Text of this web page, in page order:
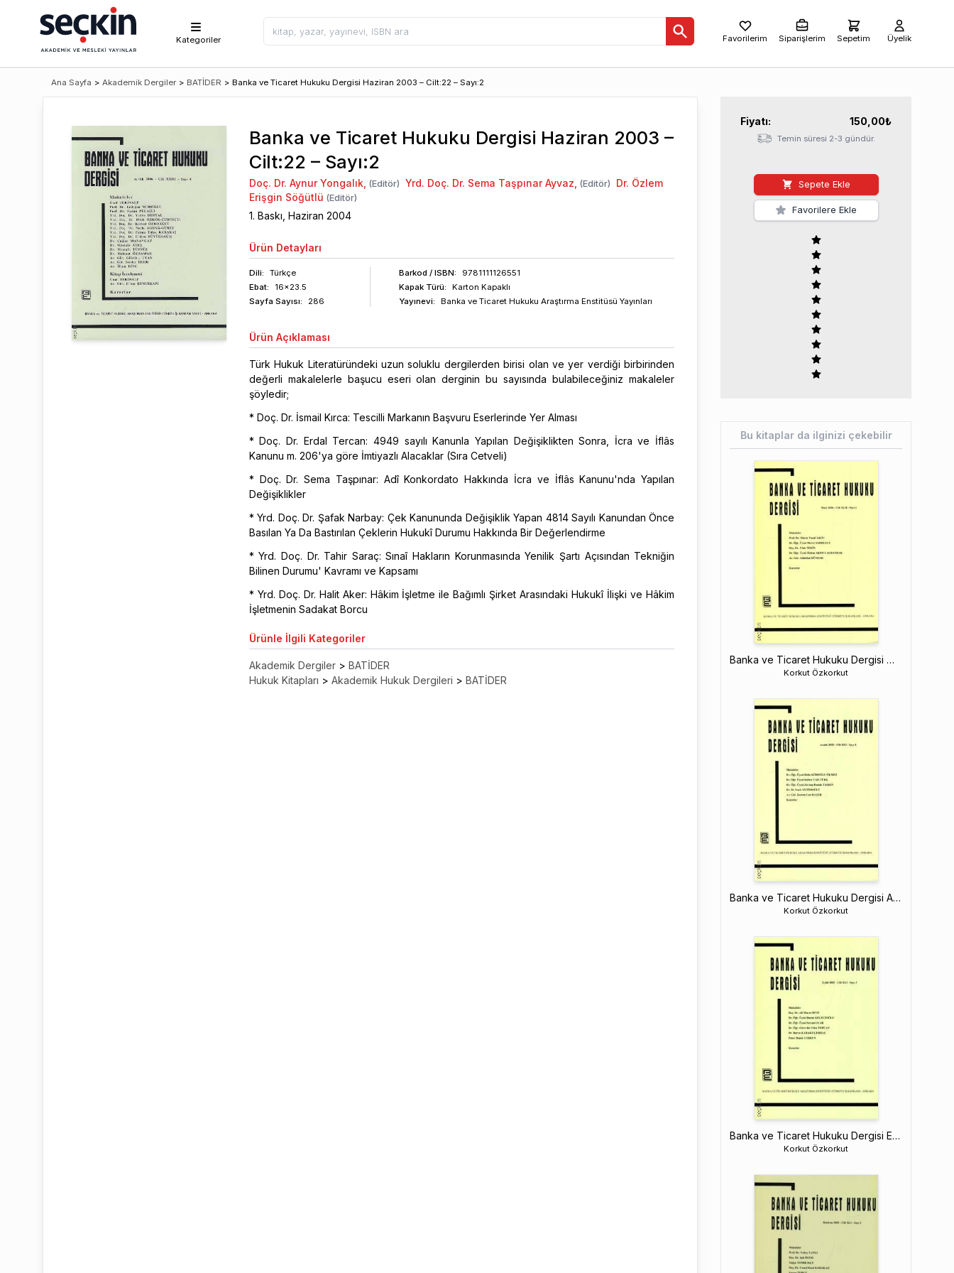
Kategoriler Favorilerim Siparişlerim Sepetim Üyelik
Ana Sayfa > Akademik Dergiler > BATİDER > Banka ve Ticaret Hukuku Dergisi Haziran 2003 – Cilt:22 – Sayı:2
Banka ve Ticaret Hukuku Dergisi Haziran 2003 –
Cilt:22 – Sayı:2
Doç. Dr. Aynur Yongalık, (Editör) Yrd. Doç. Dr. Sema Taşpınar Ayvaz (Editör)
Dr. Özlem
Erişgin Söğütlü (Editör)
1. Baskı, Haziran 2004
Ürün Detayları
Dili:
Türkçe
Ebat:
16x23.5
Sayfa Sayısı: 286
Barkod / ISBN:
9781111126551
Kapak Türü:
Karton Kapaklı
Yayınevi:
Banka ve Ticaret Hukuku Araştırma Enstitüsü Yayınları
Ürün Açıklaması
Türk Hukuk Literatüründeki uzun soluklu dergilerden birisi olan ve yer verdiği birbirinden
değerli makalelerle başucu eseri olan derginin bu sayısında bulabileceğiniz makaleler
şöyledir;
* Doç. Dr. İsmail Kırca: Tescilli Markanın Başvuru Eserlerinde Yer Alması
* Doç. Dr. Erdal Tercan: 4949 sayılı Kanunla Yapılan Değişiklikten Sonra, İcra ve İflâs
Kanunu m. 206'ya göre İmtiyazlı Alacaklar (Sıra Cetveli)
* Doç. Dr. Sema Taşpınar: Adî Konkordato Hakkında İcra ve İflâs Kanunu'nda Yapılan
Değişiklikler
* Yrd. Doç. Dr. Şafak Narbay: Çek Kanununda Değişiklik Yapan 4814 Sayılı Kanundan Önce
Basılan Ya Da Bastırılan Çeklerin Hukukî Durumu Hakkında Bir Değerlendirme
* Yrd. Doç. Dr. Tahir Saraç: Sınaî Hakların Korunmasında Yenilik Şartı Açısından Tekniğin
Bilinen Durumu' Kavramı ve Kapsamı
* Yrd. Doç. Dr. Halit Aker: Hâkim İşletme ile Bağımlı Şirket Arasındaki Hukukî İlişki ve Hâkim
İşletmenin Sadakat Borcu
Ürünle İlgili Kategoriler
Akademik Dergiler > BATİDER
Hukuk Kitapları > Akademik Hukuk Dergileri > BATİDER
Fiyatı: 150,00₺
Temin süresi 2-3 gündür.
Sepete Ekle
Favorilere Ekle
Bu kitaplar da ilginizi çekebilir
Banka ve Ticaret Hukuku Dergisi Mart 2026 – Cilt: 42 – Sayı: 1
Korkut Özkorkut
Banka ve Ticaret Hukuku Dergisi Aralık 2025 – Cilt: 41 – Sayı: 4
Korkut Özkorkut
Banka ve Ticaret Hukuku Dergisi Eylül 2025 – Cilt: 41 – Sayı: 3
Korkut Özkorkut